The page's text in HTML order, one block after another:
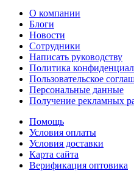
О компании
Блоги
Новости
Сотрудники
Написать руководству
Политика
Пользовательское
Персональные данные
Получение рекламных
Помощь
Условия оплаты
Условия доставки
Карта сайта
Верификация оптовика